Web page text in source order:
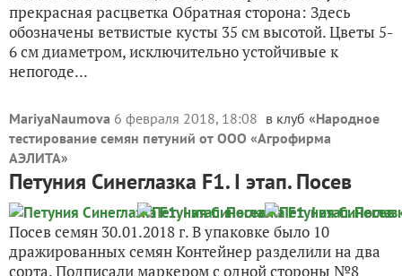
прекрасная расцветка Обратная сторона: Здесь
обозначены ветвистые кусты 35 см высотой. Цветы 5-
6 см диаметром, исключительно устойчивые к
непогоде...
MariyaNaumova 6 февраля 2018, 18:08 в клуб «Народное
тестирование семян петуний от ООО «Агрофирма
АЭЛИТА»
Петуния Синеглазка F1. I этап. Посев
Посев семян 30.01.2018 г. В упаковке было 10
дражированных семян Контейнер разделили на два
сорта. Подписали маркером с одной стороны №8